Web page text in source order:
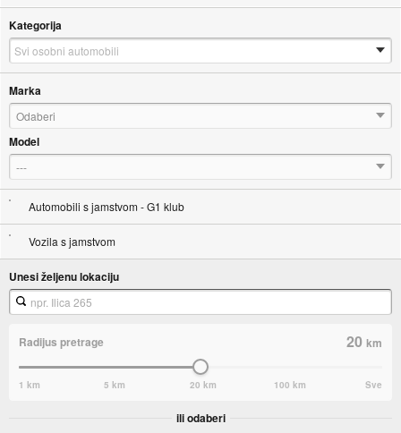
Kategorija
Marka
Odaberi
Model
---
Automobili s jamstvom - G1 klub
Vozila s jamstvom
Unesi željenu lokaciju
Radijus pretrage 20km
1 km 5 km 20 km 100 km Sve
ili odaberi